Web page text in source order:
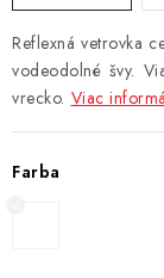
Reflexná vetrovka
vodeodolné švy.
vrecko. Viac
Farba